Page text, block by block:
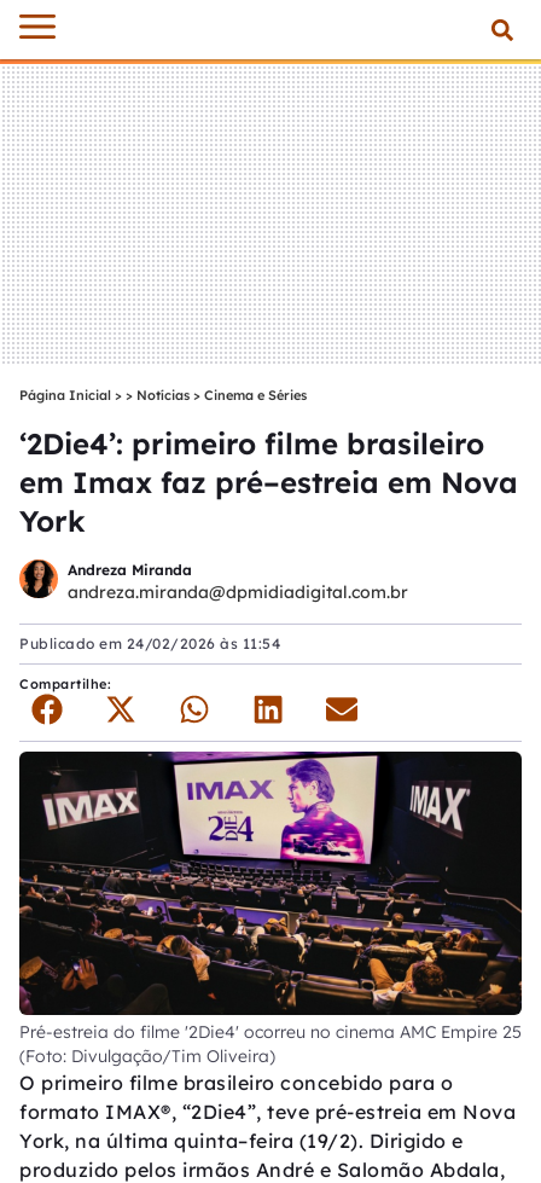
Página Inicial > Notícias > Cinema e Séries
‘2Die4’: primeiro filme brasileiro
em Imax faz pré–estreia em Nova
York
Andreza Miranda
andreza.miranda@dpmidiadigital.com.br
Publicado em 24/02/2026 às 11:54
Compartilhe:
Pré-estreia do filme '2Die4' ocorreu no cinema AMC Empire 25
(Foto: Divulgação/Tim Oliveira)
O primeiro filme brasileiro concebido para o
formato IMAX®, “2Die4”, teve pré-estreia em Nova
York, na última quinta–feira (19/2). Dirigido e
produzido pelos irmãos André e Salomão Abdala,